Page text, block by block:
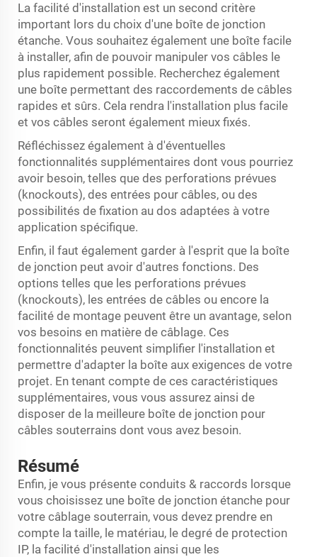
La facilité d'installation est un second critère
important lors du choix d'une boîte de jonction
étanche. Vous souhaitez également une boîte facile
à installer, afin de pouvoir manipuler vos câbles le
plus rapidement possible. Recherchez également
une boîte permettant des raccordements de câbles
rapides et sûrs. Cela rendra l'installation plus facile
et vos câbles seront également mieux fixés.
Réfléchissez également à d'éventuelles
fonctionnalités supplémentaires dont vous pourriez
avoir besoin, telles que des perforations prévues
(knockouts), des entrées pour câbles, ou des
possibilités de fixation au dos adaptées à votre
application spécifique.
Enfin, il faut également garder à l'esprit que la boîte
de jonction peut avoir d'autres fonctions. Des
options telles que les perforations prévues
(knockouts), les entrées de câbles ou encore la
facilité de montage peuvent être un avantage, selon
vos besoins en matière de câblage. Ces
fonctionnalités peuvent simplifier l'installation et
permettre d'adapter la boîte aux exigences de votre
projet. En tenant compte de ces caractéristiques
supplémentaires, vous vous assurez ainsi de
disposer de la meilleure boîte de jonction pour
câbles souterrains dont vous avez besoin.
Résumé
Enfin, je vous présente conduits & raccords lorsque
vous choisissez une boîte de jonction étanche pour
votre câblage souterrain, vous devez prendre en
compte la taille, le matériau, le degré de protection
IP, la facilité d'installation ainsi que les